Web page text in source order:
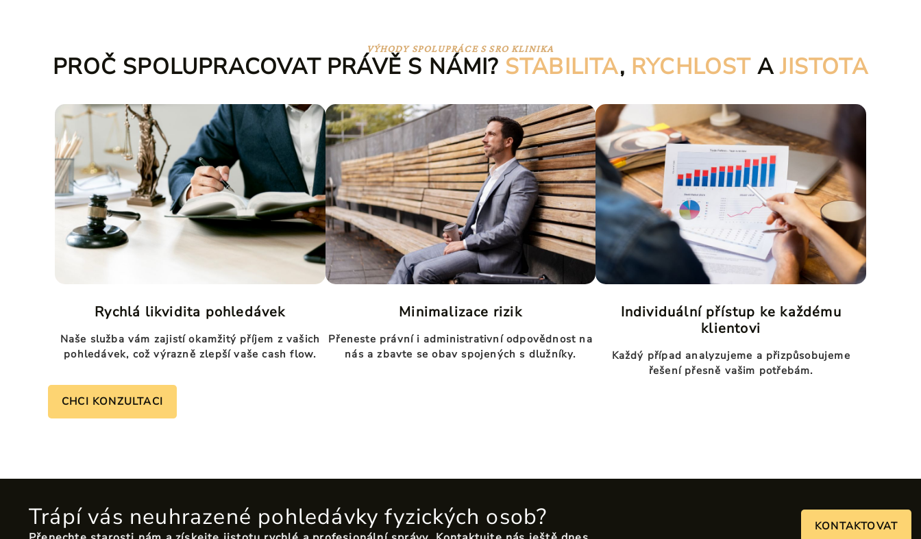
VÝHODY SPOLUPRÁCE S SRO KLINIKA
PROČ SPOLUPRACOVAT PRÁVĚ S NÁMI? STABILITA, RYCHLOSTAJISTOTA
Rychlá likvidita pohledávek
Naše služba vám zajistí okamžitý příjem z vašich
pohledávek, což výrazně zlepší vaše cash flow.
Minimalizace rizik
Přeneste právní i administrativní odpovědnost na
nás a zbavte se obav spojených s dlužníky.
Individuální přístup ke každému
klientovi
Každý případ analyzujeme a přizpůsobujeme
řešení přesně vašim potřebám.
CHCI KONZULTACI
Trápí vás neuhrazené pohledávky fyzických osob? KONTAKTOVAT